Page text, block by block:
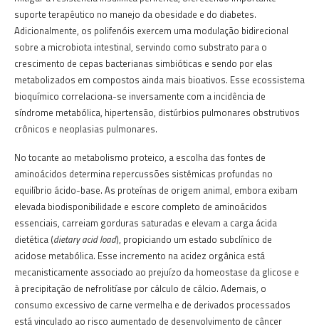
suporte terapêutico no manejo da obesidade e do diabetes.
Adicionalmente, os polifenóis exercem uma modulação bidirecional
sobre a microbiota intestinal, servindo como substrato para o
crescimento de cepas bacterianas simbióticas e sendo por elas
metabolizados em compostos ainda mais bioativos. Esse ecossistema
bioquímico correlaciona-se inversamente com a incidência de
síndrome metabólica, hipertensão, distúrbios pulmonares obstrutivos
crônicos e neoplasias pulmonares.
No tocante ao metabolismo proteico, a escolha das fontes de
aminoácidos determina repercussões sistêmicas profundas no
equilíbrio ácido-base. As proteínas de origem animal, embora exibam
elevada biodisponibilidade e escore completo de aminoácidos
essenciais, carreiam gorduras saturadas e elevam a carga ácida
dietética (dietary acid load), propiciando um estado subclínico de
acidose metabólica. Esse incremento na acidez orgânica está
mecanisticamente associado ao prejuízo da homeostase da glicose e
à precipitação de nefrolitíase por cálculo de cálcio. Ademais, o
consumo excessivo de carne vermelha e de derivados processados
está vinculado ao risco aumentado de desenvolvimento de câncer